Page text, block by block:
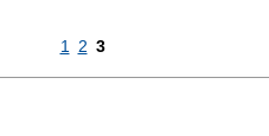
1 2 3